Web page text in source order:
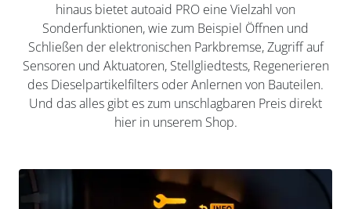
hinaus bietet autoaid PRO eine Vielzahl von
Sonderfunktionen, wie zum Beispiel Öffnen und
Schließen der elektronischen Parkbremse, Zugriff auf
Sensoren und Aktuatoren, Stellgliedtests, Regenerieren
des Dieselpartikelfilters oder Anlernen von Bauteilen.
Und das alles gibt es zum unschlagbaren Preis direkt
hier in unserem Shop.